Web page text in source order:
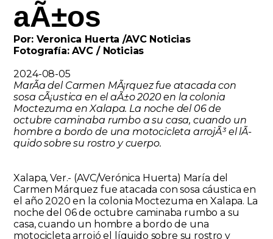
aÃ±os
Por: Veronica Huerta /AVC Noticias
Fotografía: AVC / Noticias
2024-08-05
MarÃ­a del Carmen MÃ¡rquez fue atacada con
sosa cÃ¡ustica en el aÃ±o 2020 en la colonia
Moctezuma en Xalapa. La noche del 06 de
octubre caminaba rumbo a su casa, cuando un
hombre a bordo de una motocicleta arrojÃ³ el lÃ­
quido sobre su rostro y cuerpo.
Xalapa, Ver.- (AVC/Verónica Huerta) María del
Carmen Márquez fue atacada con sosa cáustica en
el año 2020 en la colonia Moctezuma en Xalapa. La
noche del 06 de octubre caminaba rumbo a su
casa, cuando un hombre a bordo de una
motocicleta arrojó el líquido sobre su rostro y